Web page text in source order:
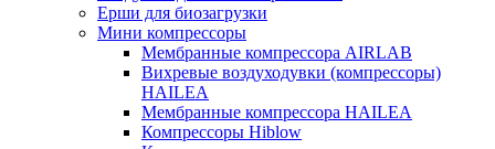
Ерши для биозагрузки
Мини компрессоры
Мембранные компрессора AIRLAB
Вихревые воздуходувки (компрессоры)
HAILEA
Мембранные компрессора HAILEA
Компрессоры Hiblow